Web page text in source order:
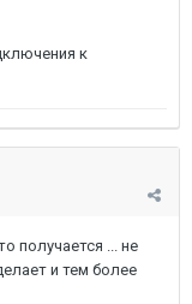
к
получается ... не
и тем более